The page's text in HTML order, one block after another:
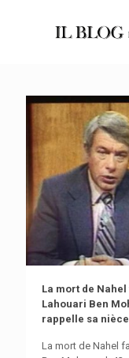
La mort de
Lahouari Ben
rappelle sa nièce
La mort de Nahel